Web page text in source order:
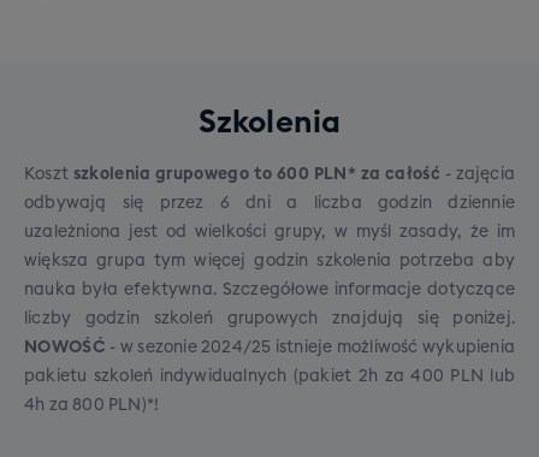
Dojazd gwarantowany:
zebraniu minimum 25 osób z wybranej
miejscowości.
Transport antenkowy:
Jeśli chętnych będzie
mniej, dojazd do głównego miejsca zbiórki
zorganizujemy transportem alternatywnym
(najczęściej autokar antenkowy, ale czasami też
PKP / FlixBus).
Gwarancja połączenia:
Może to być mały plecak, worek, torebka
Musi zmieścić się pod siedzeniem lub w
schowku nad Tobą.
podróży lub zwiększyć swój dopuszczalny
poniższych dodatkowych opcji, możliwych do
dokupienia przy rezerwacji wyjazdu:
Szkolenia
Koszt szkolenia grupowego to 600 PLN* za całość - zajęcia
odbywają się przez 6 dni a liczba godzin dziennie
uzależniona jest od wielkości grupy, w myśl zasady, że im
większa grupa tym więcej godzin szkolenia potrzeba aby
nauka była efektywna. Szczegółowe informacje dotyczące
liczby godzin szkoleń grupowych znajdują się poniżej.
NOWOŚĆ - w sezonie 2024/25 istnieje możliwość wykupienia
pakietu szkoleń indywidualnych (pakiet 2h za 400 PLN lub
4h za 800 PLN)*!